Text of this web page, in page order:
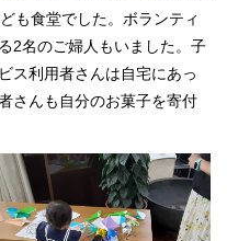
も食堂でした。ボランティ
2名のご婦人もいました。子
ス利用者さんは自宅にあっ
さんも自分のお菓子を寄付